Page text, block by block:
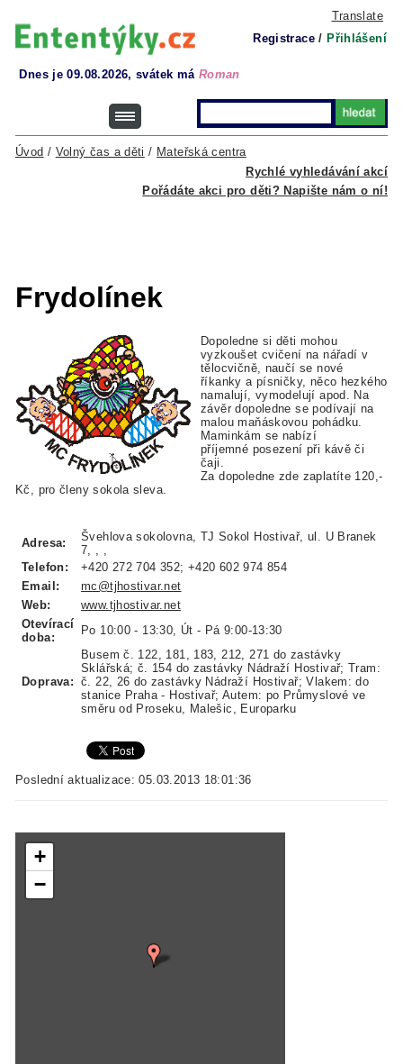
Translate
Registrace / Přihlášení
Dnes je 09.08.2026, svátek má Roman
Rychlé vyhledávání akcí
Úvod / Volný čas a děti / Mateřská centra
Pořádáte akci pro děti? Napište nám o ní!
Frydolínek
Dopoledne si děti mohou
vyzkoušet cvičení na nářadí v
tělocvičně, naučí se nové
říkanky a písničky, něco hezkého
namalují, vymodelují apod. Na
závěr dopoledne se podívají na
malou maňáskovou pohádku.
Maminkám se nabízí
příjemné posezení při kávě či
čaji.
Za dopoledne zde zaplatíte 120,-
Kč, pro členy sokola sleva.
Adresa:
Švehlova sokolovna, TJ Sokol Hostivař, ul. U Branek
7, , ,
Telefon:
+420 272 704 352; +420 602 974 854
Email:
mc@tjhostivar.net
Web:
www.tjhostivar.net
Otevírací
doba:
Po 10:00 - 13:30, Út - Pá 9:00-13:30
Doprava:
Busem č. 122, 181, 183, 212, 271 do zastávky
Sklářská; č. 154 do zastávky Nádraží Hostivař; Tram:
č. 22, 26 do zastávky Nádraží Hostivař; Vlakem: do
stanice Praha - Hostivař; Autem: po Průmyslové ve
směru od Proseku, Malešic, Europarku
Poslední aktualizace: 05.03.2013 18:01:36
+
−